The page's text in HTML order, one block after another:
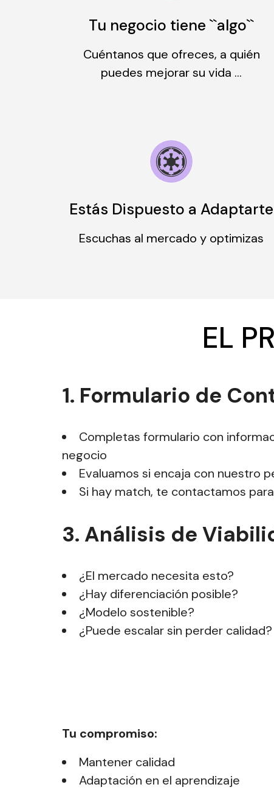
Tu negocio tiene ``algo``
Cuéntanos que ofreces, a quién
puedes mejorar su vida …
Estás Dispuesto a Adaptarte
Escuchas al mercado y optimizas
EL
1. Formulario de
Completas formulario con
negocio
Evaluamos si encaja con nuestro
Si hay match, te contactamos
3. Análisis de
¿El mercado necesita esto?
¿Hay diferenciación posible?
¿Modelo sostenible?
¿Puede escalar sin perder calidad?
Tu compromiso:
Mantener calidad
Adaptación en el aprendizaje